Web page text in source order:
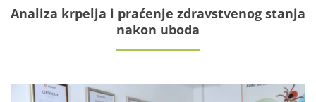
Analiza krpelja i praćenje zdravstvenog stanja
nakon uboda